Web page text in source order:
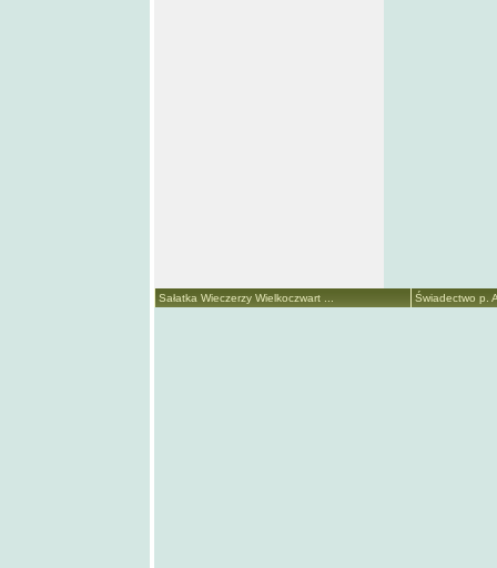
Sałatka Wieczerzy Wielkoczwart ... Świadectwo p.